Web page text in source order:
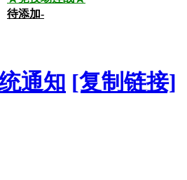
待添加-
通知 [复制链接]